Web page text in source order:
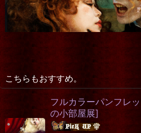
こちらもおすすめ。
フルカラーパンフレ
の小部屋展]